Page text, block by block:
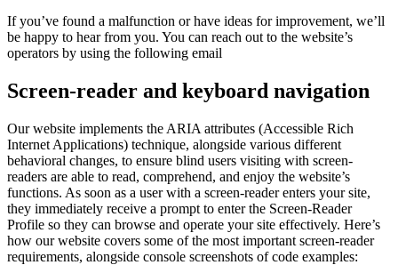
If you’ve found a malfunction or have ideas for improvement, we’ll
be happy to hear from you. You can reach out to the website’s
operators by using the following email
Screen-reader and keyboard navigation
Our website implements the ARIA attributes (Accessible Rich
Internet Applications) technique, alongside various different
behavioral changes, to ensure blind users visiting with screen-
readers are able to read, comprehend, and enjoy the website’s
functions. As soon as a user with a screen-reader enters your site,
they immediately receive a prompt to enter the Screen-Reader
Profile so they can browse and operate your site effectively. Here’s
how our website covers some of the most important screen-reader
requirements, alongside console screenshots of code examples: